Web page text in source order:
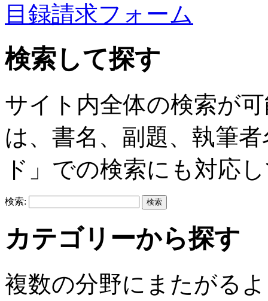
目録請求フォーム
検索して探す
サイト内全体の検索が
は、書名、副題、執筆
ド」での検索にも対応
検索:
カテゴリーから探す
複数の分野にまたがる